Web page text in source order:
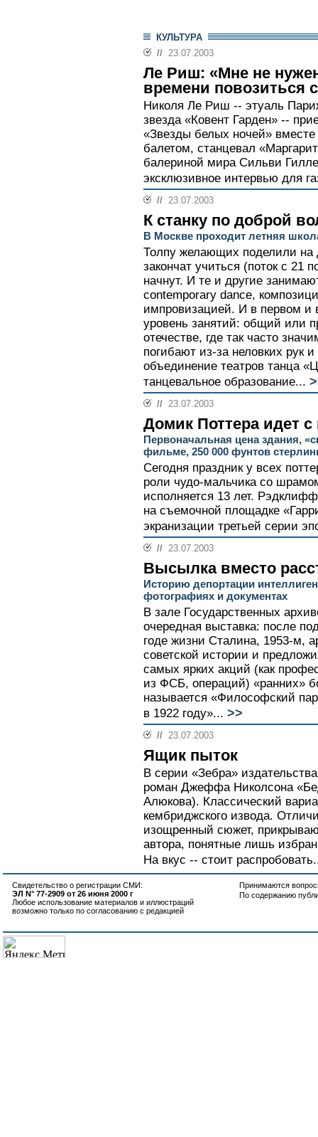
КУЛЬТУРА
// 23.07.2003
Ле Риш: «Мне не
времени повозиться
Николя Ле Риш -- этуаль
звезда «Ковент Гарден» --
«Звезды белых ночей»
балетом, станцевал
балериной мира Сильви
эксклюзивное интервью для
// 23.07.2003
К станку по доброй
В Москве проходит летняя
Толпу желающих поделили на
закончат учиться (поток с 21
начнут. И те и другие
contemporary dance,
импровизацией. И в первом и
уровень занятий: общий или
отечестве, где так часто
погибают из-за неловких рук и
объединение театров танца
танцевальное образование...
// 23.07.2003
Домик Поттера идет с
Первоначальная цена здания,
фильме, 250 000 фунтов
Сегодня праздник у всех
роли чудо-мальчика со
исполняется 13 лет.
на съемочной площадке
экранизации третьей серии
// 23.07.2003
Высылка вместо
Историю депортации
фотографиях и документах
В зале Государственных
очередная выставка: после
годе жизни Сталина, 1953-м,
советской истории и
самых ярких акций (как
из ФСБ, операций) «ранних»
называется «Философский
в 1922 году»... >>
// 23.07.2003
Ящик пыток
В серии «Зебра»
роман Джеффа Николсона
Алюкова). Классический
кембриджского извода.
изощренный сюжет,
автора, понятные лишь
На вкус -- стоит
Свидетельство о регистрации СМИ:
ЭЛ N° 77-2909 от 26 июня 2000 г
Любое использование материалов и иллюстраций
возможно только по согласованию с редакцией
Принимаются
По содержанию